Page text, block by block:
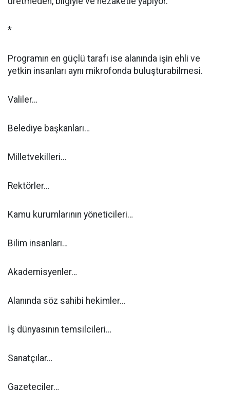
*
Programın en güçlü tarafı ise alanında işin ehli ve
yetkin insanları aynı mikrofonda buluşturabilmesi.
Valiler…
Belediye başkanları…
Milletvekilleri…
Rektörler…
Kamu kurumlarının yöneticileri…
Bilim insanları…
Akademisyenler…
Alanında söz sahibi hekimler…
İş dünyasının temsilcileri…
Sanatçılar…
Gazeteciler…